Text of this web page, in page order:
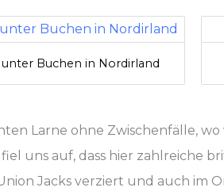
Buchen in Nordirland
Larne ohne Zwischenfälle,
uns auf, dass hier zahlreiche
Jacks verziert und auch im